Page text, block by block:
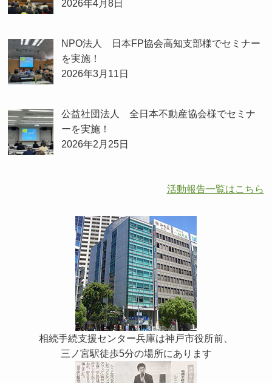
2026年4月8日
NPO法人 日本FP協会高知支部様でセミナー
を実施！
2026年3月11日
公益社団法人 全日本不動産協会様でセミナ
ーを実施！
2026年2月25日
活動報告一覧はこちら
相続手続支援センター兵庫は神戸市役所前、
三ノ宮駅徒歩5分の場所にあります